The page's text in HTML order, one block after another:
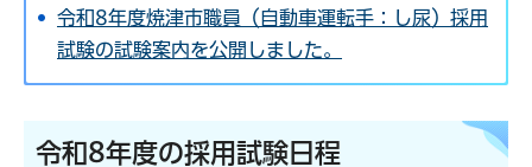
令和8年度焼津市職員（自動車運転手：し尿）採用
試験の試験案内を公開しました。
令和8年度の採用試験日程